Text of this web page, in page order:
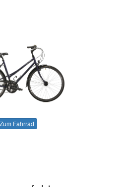
Zum Fahrrad